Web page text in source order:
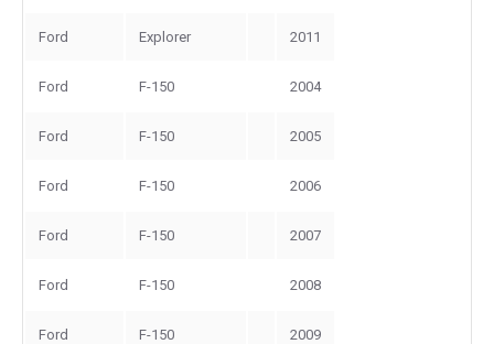
Ford Explorer 2011
Ford F-150 2004
Ford F-150 2005
Ford F-150 2006
Ford F-150 2007
Ford F-150 2008
Ford F-150 2009